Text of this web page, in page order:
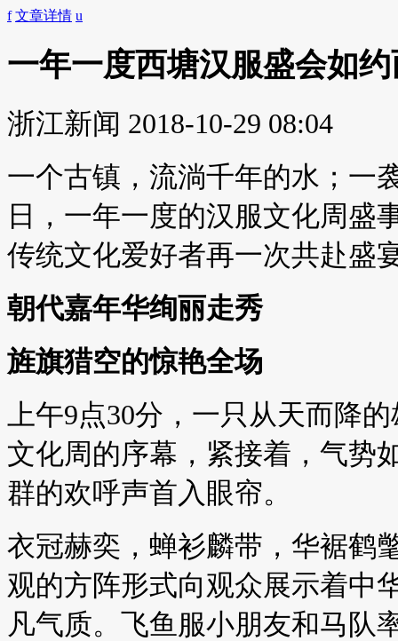
f 文章详情 u
一年一度西塘汉服盛会如
浙江新闻 2018-10-29 08:04
一个古镇，流淌千年的水；一
日，一年一度的汉服文化周盛
传统文化爱好者再一次共赴盛
朝代嘉年华绚丽走秀
旌旗猎空的惊艳全场
上午9点30分，一只从天而降
文化周的序幕，紧接着，气势
群的欢呼声首入眼帘。
衣冠赫奕，蝉衫麟带，华裾鹤
观的方阵形式向观众展示着中
凡气质。飞鱼服小朋友和马队